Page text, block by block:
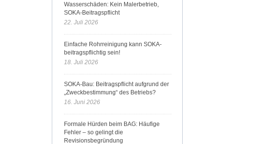
Wasserschäden: Kein Malerbetrieb,
SOKA-Beitragspflicht
22. Juli 2026
Einfache Rohrreinigung kann SOKA-
beitragspflichtig sein!
18. Juli 2026
SOKA-Bau: Beitragspflicht aufgrund der
„Zweckbestimmung“ des Betriebs?
16. Juni 2026
Formale Hürden beim BAG: Häufige
Fehler – so gelingt die
Revisionsbegründung